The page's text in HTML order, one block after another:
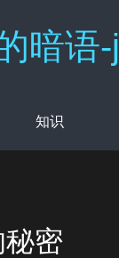
暗语
知识
密